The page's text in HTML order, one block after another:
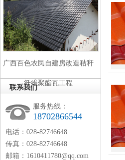
广西百色农民自建房改造秸秆
纤维聚酯瓦工程
联系我们
服务热线：
18702866544
电话：028-82746648
传真：028-82746648
邮箱：1610411780@qq.com